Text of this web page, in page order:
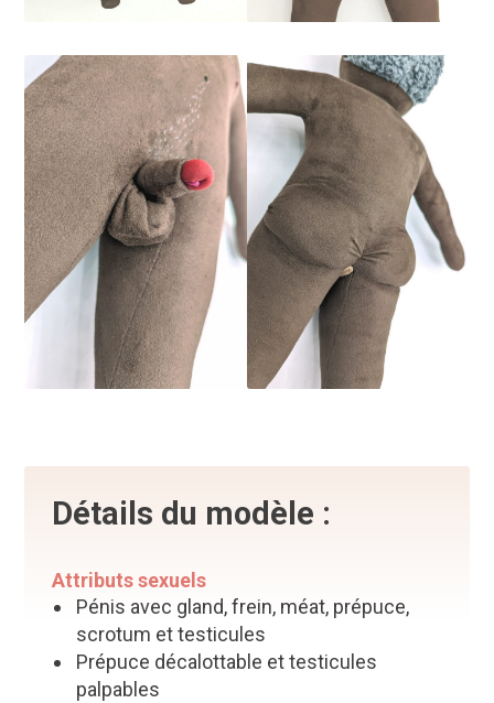
Détails du modèle :
Attributs sexuels
Pénis avec gland, frein, méat, prépuce,
scrotum et testicules
Prépuce décalottable et testicules
palpables